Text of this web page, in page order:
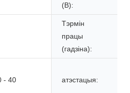
(В):
Тэрмін
працы
(гадзіна):
- 40 атэстацыя: